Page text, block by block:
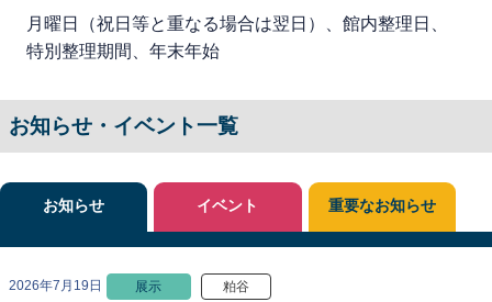
月曜日（祝日等と重なる場合は翌日）、館内整理日、
特別整理期間、年末年始
お知らせ・イベント一覧
お知らせ
2026年7月19日 展示 粕谷
イベント 重要なお知らせ